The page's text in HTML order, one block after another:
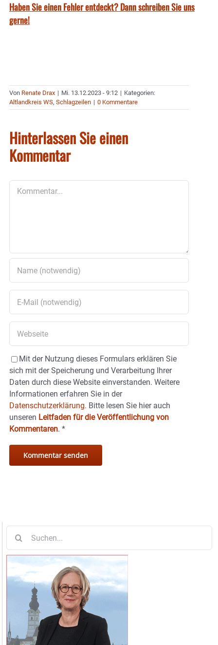
Haben Sie einen Fehler entdeckt? Dann schreiben Sie uns
gerne!
Von Renate Drax | Mi. 13.12.2023 - 9:12 | Kategorien:
Altlandkreis WS, Schlagzeilen | 0 Kommentare
Hinterlassen Sie einen
Kommentar
Mit der Nutzung dieses Formulars erklären Sie
sich mit der Speicherung und Verarbeitung Ihrer
Daten durch diese Website einverstanden. Weitere
Informationen erfahren Sie in der
Datenschutzerklärung. Bitte lesen Sie hier auch
unseren Leitfaden für die Veröffentlichung von
Kommentaren. *
nach: